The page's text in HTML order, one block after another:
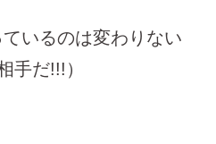
いるのは変わりない
手だ!!!）